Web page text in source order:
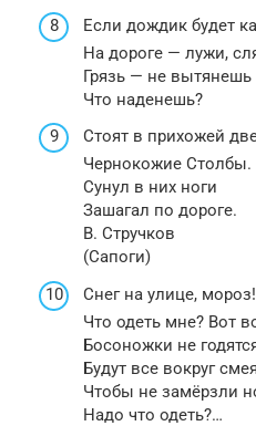
Если дождик будет
На дороге — лужи,
Грязь — не вытянешь
Что наденешь?
Стоят в прихожей
Чернокожие Столбы.
Сунул в них ноги
Зашагал по дороге.
В. Стручков
(Сапоги)
Снег на улице, мороз!
Что одеть мне? Вот
Босоножки не
Будут все вокруг
Чтобы не замёрзли
Надо что одеть?…